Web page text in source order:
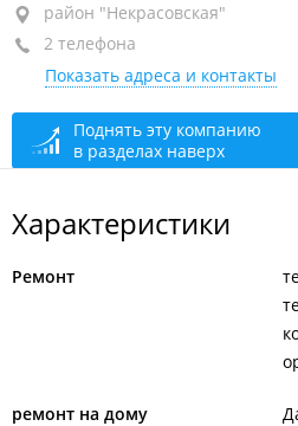
район "Некрасовская", пр-т
+7 (423) 249-93-44
+7 (423) 277-67-72
сегодня закрыто
район "Некрасовская"
2 телефона
Показать адреса и контакты
Поднять эту компанию
в разделах наверх
Характеристики
Ремонт
ремонт на дому